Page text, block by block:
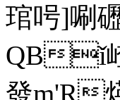
琯呺]唰
QBǐ嵖k
發 m'R